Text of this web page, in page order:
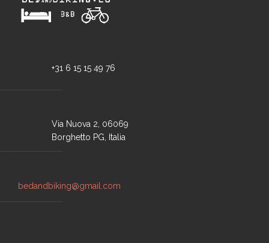
+31 6 15 15 49 76
Via Nuova 2, 06069
Borghetto PG, Italia
bedandbiking@gmail.com